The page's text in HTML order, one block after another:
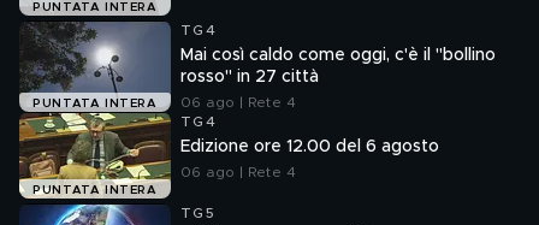
PUNTATA INTERA
PUNTATA INTERA
TG4
Mai così caldo come oggi, c'è il "bollino
rosso" in 27 città
06 ago | Rete 4
PUNTATA INTERA
TG4
Edizione ore 12.00 del 6 agosto
06 ago | Rete 4
TG5